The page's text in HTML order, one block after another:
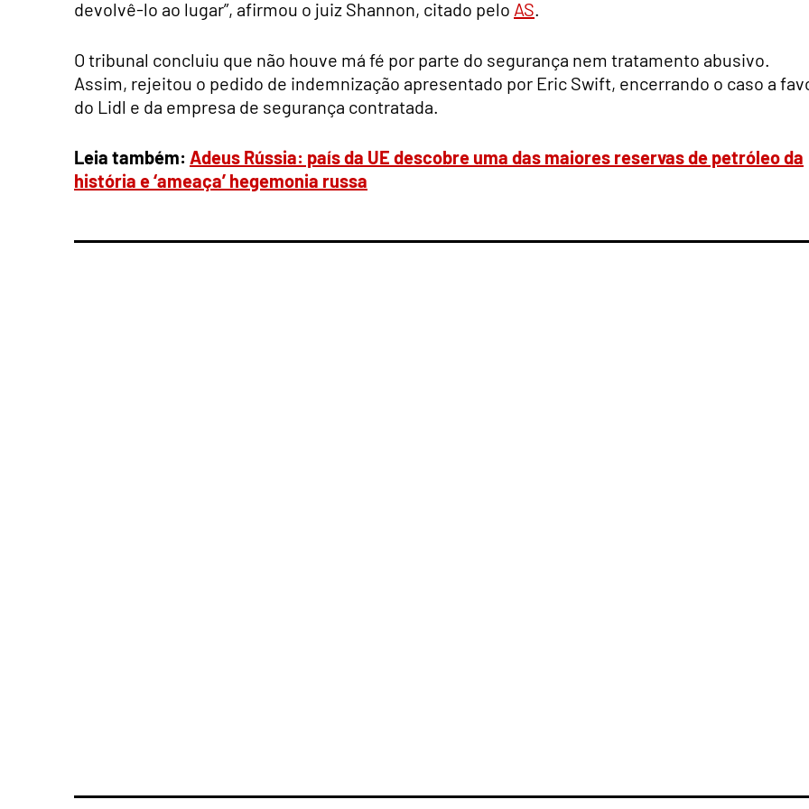
devolvê-lo ao lugar”, afirmou o juiz Shannon, citado pelo AS
O tribunal concluiu que não houve má fé por parte do segurança nem tratamento abusivo.
Assim, rejeitou o pedido de indemnização apresentado por Eric Swift, encerrando o caso a
do Lidl e da empresa de segurança contratada.
Leia também: Adeus Rússia: país da UE descobre uma das maiores reservas de petróleo da
história e ‘ameaça’ hegemonia russa